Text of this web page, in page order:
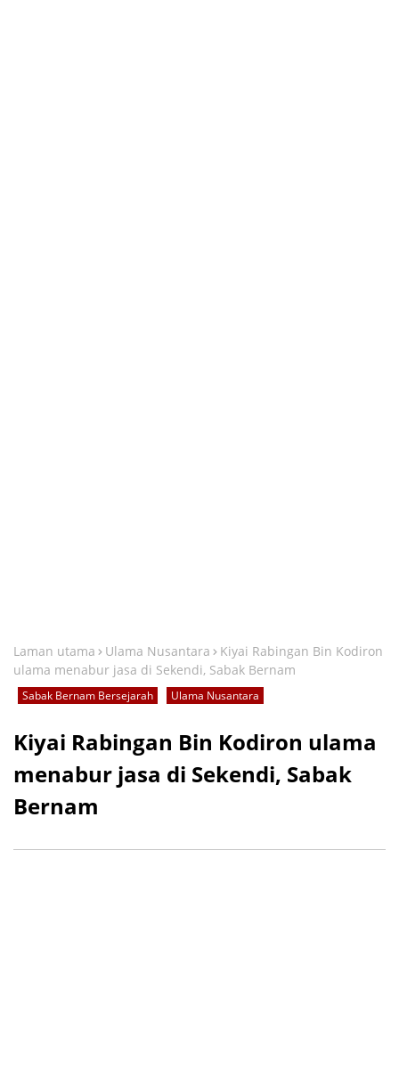
Laman utama Ulama Nusantara
Kiyai Rabingan Bin Kodiron
ulama menabur jasa di Sekendi, Sabak Bernam
Sabak Bernam Bersejarah Ulama Nusantara
Kiyai Rabingan Bin Kodiron ulama
menabur jasa di Sekendi, Sabak
Bernam